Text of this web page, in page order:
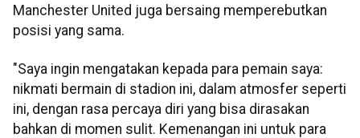
Manchester United juga bersaing memperebutkan
posisi yang sama.
"Saya ingin mengatakan kepada para pemain saya:
nikmati bermain di stadion ini, dalam atmosfer seperti
ini, dengan rasa percaya diri yang bisa dirasakan
bahkan di momen sulit. Kemenangan ini untuk para